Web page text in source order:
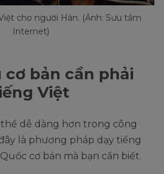
cho người Hàn. (Ảnh: Sưu tầm
Internet)
cơ bản cần phải
Việt
dễ dàng hơn trong công
là phương pháp dạy tiếng
cơ bản mà bạn cần biết.